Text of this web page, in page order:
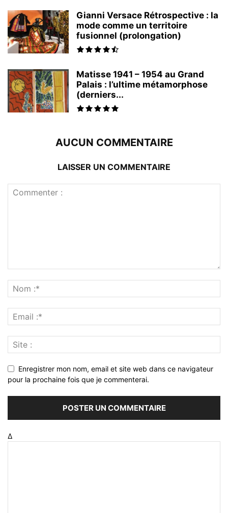
Gianni Versace Rétrospective : la
mode comme un territoire
fusionnel (prolongation)
Matisse 1941 – 1954 au Grand
Palais : l’ultime métamorphose
(derniers...
AUCUN COMMENTAIRE
LAISSER UN COMMENTAIRE
Enregistrer mon nom, email et site web dans ce navigateur
pour la prochaine fois que je commenterai.
Δ